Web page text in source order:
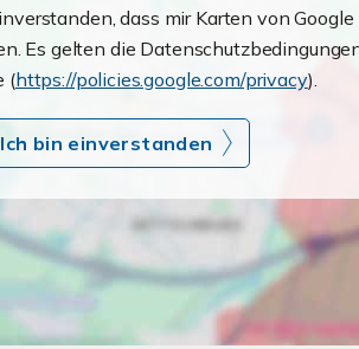
dass mir Karten von Google
Es gelten die
(https://policies.google.com/privacy).
Ich bin einverstanden